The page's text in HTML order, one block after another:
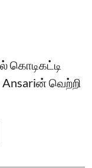
கொடிகட்டி
வெற்றி